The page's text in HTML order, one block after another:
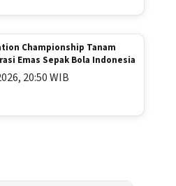
Championship Tanam
Emas Sepak Bola Indonesia
20:50 WIB